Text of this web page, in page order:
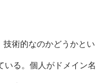
術的なのかどうかとい
いる。個人がドメイン名